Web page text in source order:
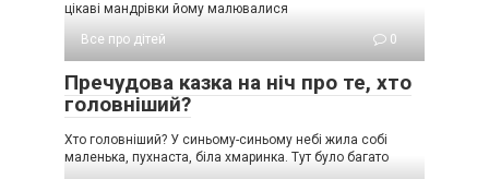
цікаві мандрівки йому малювалися
Все про дітей
0
Пречудова казка на ніч про те, хто
головніший?
Хто головніший? У синьому-синьому небі жила собі
маленька, пухнаста, біла хмаринка. Тут було багато